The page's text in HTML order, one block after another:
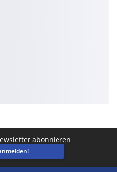
abonnieren